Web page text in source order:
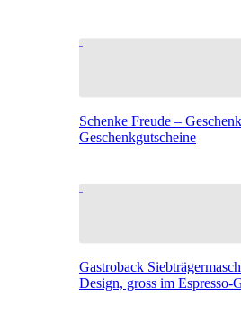
Schenke Freude –
Geschenkgutscheine
Gastroback
Design, gross im Espresso-